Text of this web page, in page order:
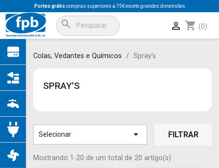
Portes grátiscompras superiores a 75€ exceto grandes dimensões
search shopping_cart (0)

Colas, Vedantes e Químicos Spray's
SPRAY'S
Selecionar  FILTRAR
Mostrando 1-20 de um total de 20 artigo(s)